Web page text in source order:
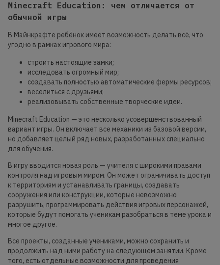
Minecraft Education: чем отличается от
обычной игры
В Майнкрафте ребёнок имеет возможность делать всё, что
угодно в рамках игрового мира:
строить настоящие замки;
исследовать огромный мир;
создавать полностью автоматические фермы ресурсов;
веселиться с друзьями;
реализовывать собственные творческие идеи.
Minecraft Education — это несколько усовершенствованный
вариант игры. Он включает все механики из базовой версии,
но добавляет целый ряд новых, разработанных специально
для обучения.
В игру вводится новая роль — учителя с широкими правами
контроля над игровым миром. Он может ограничивать доступ
к территориям и устанавливать границы, создавать
сооружения или конструкции, которые невозможно
разрушить, программировать действия игровых персонажей,
которые будут помогать ученикам разобраться в теме урока и
многое другое.
Все проекты, созданные учениками, можно сохранить и
продолжить над ними работу на следующем занятии. Кроме
того, есть отдельные возможности для проведения